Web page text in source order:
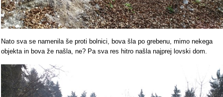
Nato sva se namenila še proti bolnici, bova šla po grebenu, mimo nekega
objekta in bova že našla, ne? Pa sva res hitro našla najprej lovski dom.